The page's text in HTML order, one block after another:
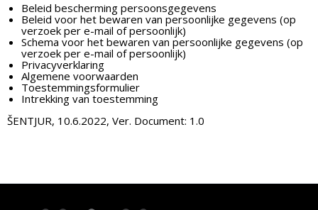
Beleid bescherming persoonsgegevens
Beleid voor het bewaren van persoonlijke gegevens (op
verzoek per e-mail of persoonlijk)
Schema voor het bewaren van persoonlijke gegevens (op
verzoek per e-mail of persoonlijk)
Privacyverklaring
Algemene voorwaarden
Toestemmingsformulier
Intrekking van toestemming
ŠENTJUR, 10.6.2022, Ver. Document: 1.0